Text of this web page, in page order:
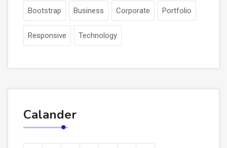
Bootstrap Business Corporate Portfolio
Responsive Technology
Calander